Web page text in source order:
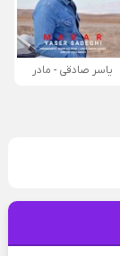
یاسر صادقی - مادر